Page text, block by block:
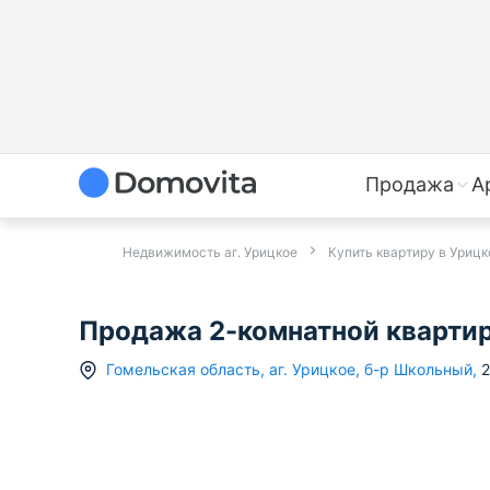
Продажа
Недвижимость аг. Урицкое Купить квартиру в
Продажа 2-комнатной
Гомельская область, аг. Урицкое, б-р Школьный, 2